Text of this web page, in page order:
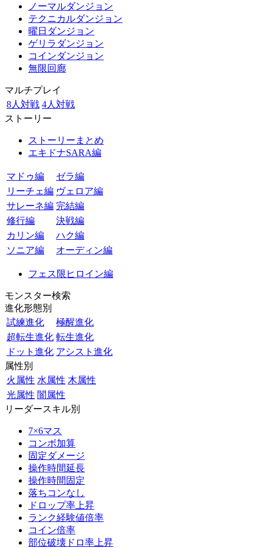
ノーマルダンジョン
テクニカルダンジョン
曜日ダンジョン
ゲリラダンジョン
コインダンジョン
無限回廊
マルチプレイ
8人対戦 4人対戦
ストーリー
ストーリーまとめ
エキドナSARA編
マドゥ編
ゼラ編
リーチェ編 ヴェロア編
サレーネ編 完結編
修行編
決戦編
カリン編
ハク編
ソニア編
オーディン編
フェス限ヒロイン編
モンスター検索
進化形態別
試練進化
極醒進化
超転生進化 転生進化
ドット進化 アシスト進化
属性別
火属性 水属性 木属性
光属性 闇属性
リーダースキル別
7×6マス
コンボ加算
固定ダメージ
操作時間延長
操作時間固定
落ちコンなし
ドロップ率上昇
ランク経験値倍率
コイン倍率
部位破壊ドロ率上昇